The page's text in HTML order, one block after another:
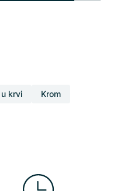
krvi Krom